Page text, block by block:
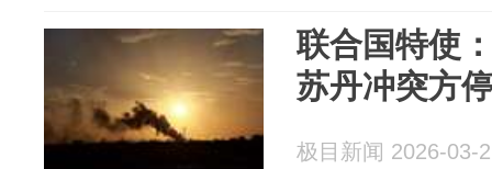
联合国特使
苏丹冲突方
极目新闻 2026-03-